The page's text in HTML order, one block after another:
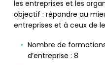
les entreprises et les
objectif : répondre au
entreprises et à ceux de
Nombre de
d’entreprise : 8